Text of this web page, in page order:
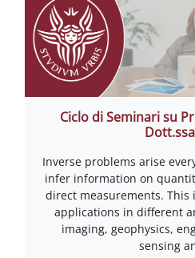
Ciclo di Seminari su
Inverse problems arise
infer information on
direct measurements. This
applications in different
imaging, geophysics,
sensing